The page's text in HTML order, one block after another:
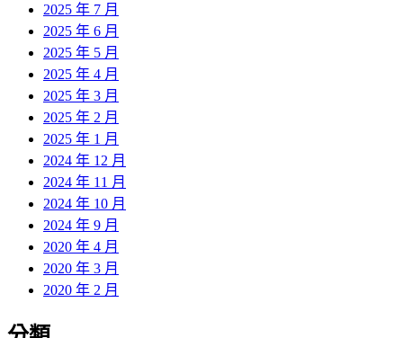
2025 年 7 月
2025 年 6 月
2025 年 5 月
2025 年 4 月
2025 年 3 月
2025 年 2 月
2025 年 1 月
2024 年 12 月
2024 年 11 月
2024 年 10 月
2024 年 9 月
2020 年 4 月
2020 年 3 月
2020 年 2 月